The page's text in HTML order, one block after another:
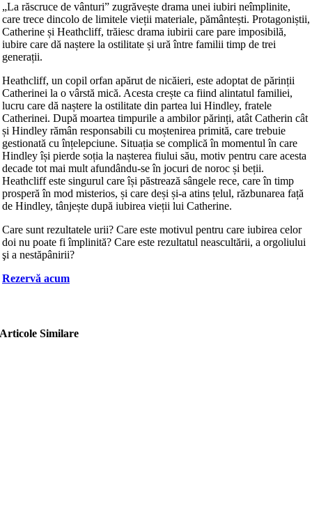
„La răscruce de vânturi” zugrăvește drama unei iubiri neîmplinite,
care trece dincolo de limitele vieții materiale, pământești. Protagoniștii,
Catherine și Heathcliff, trăiesc drama iubirii care pare imposibilă,
iubire care dă naștere la ostilitate și ură între familii timp de trei
generații.
Heathcliff, un copil orfan apărut de nicăieri, este adoptat de părinții
Catherinei la o vârstă mică. Acesta crește ca fiind alintatul familiei,
lucru care dă naștere la ostilitate din partea lui Hindley, fratele
Catherinei. După moartea timpurile a ambilor părinți, atât Catherin cât
și Hindley rămân responsabili cu moștenirea primită, care trebuie
gestionată cu înțelepciune. Situația se complică în momentul în care
Hindley își pierde soția la nașterea fiului său, motiv pentru care acesta
decade tot mai mult afundându-se în jocuri de noroc și beții.
Heathcliff este singurul care își păstrează sângele rece, care în timp
prosperă în mod misterios, și care deși și-a atins țelul, răzbunarea față
de Hindley, tânjește după iubirea vieții lui Catherine.
Care sunt rezultatele urii? Care este motivul pentru care iubirea celor
doi nu poate fi împlinită? Care este rezultatul neascultării, a orgoliului
şi a nestăpânirii?
Rezervă acum
Articole Similare